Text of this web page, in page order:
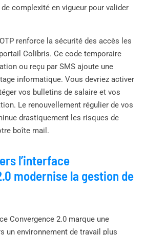
complexité en vigueur pour valider
renforce la sécurité des accès les
Colibris. Ce code temporaire
ou reçu par SMS ajoute une
informatique. Vous devriez activer
vos bulletins de salaire et vos
Le renouvellement régulier de vos
drastiquement les risques de
boîte mail.
l’interface
modernise la gestion de
Convergence 2.0 marque une
un environnement de travail plus